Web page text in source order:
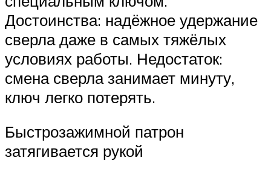
Достоинства: надёжное удержание
сверла даже в самых тяжёлых
условиях работы. Недостаток:
смена сверла занимает минуту,
ключ легко потерять.
Быстрозажимной патрон
затягивается рукой